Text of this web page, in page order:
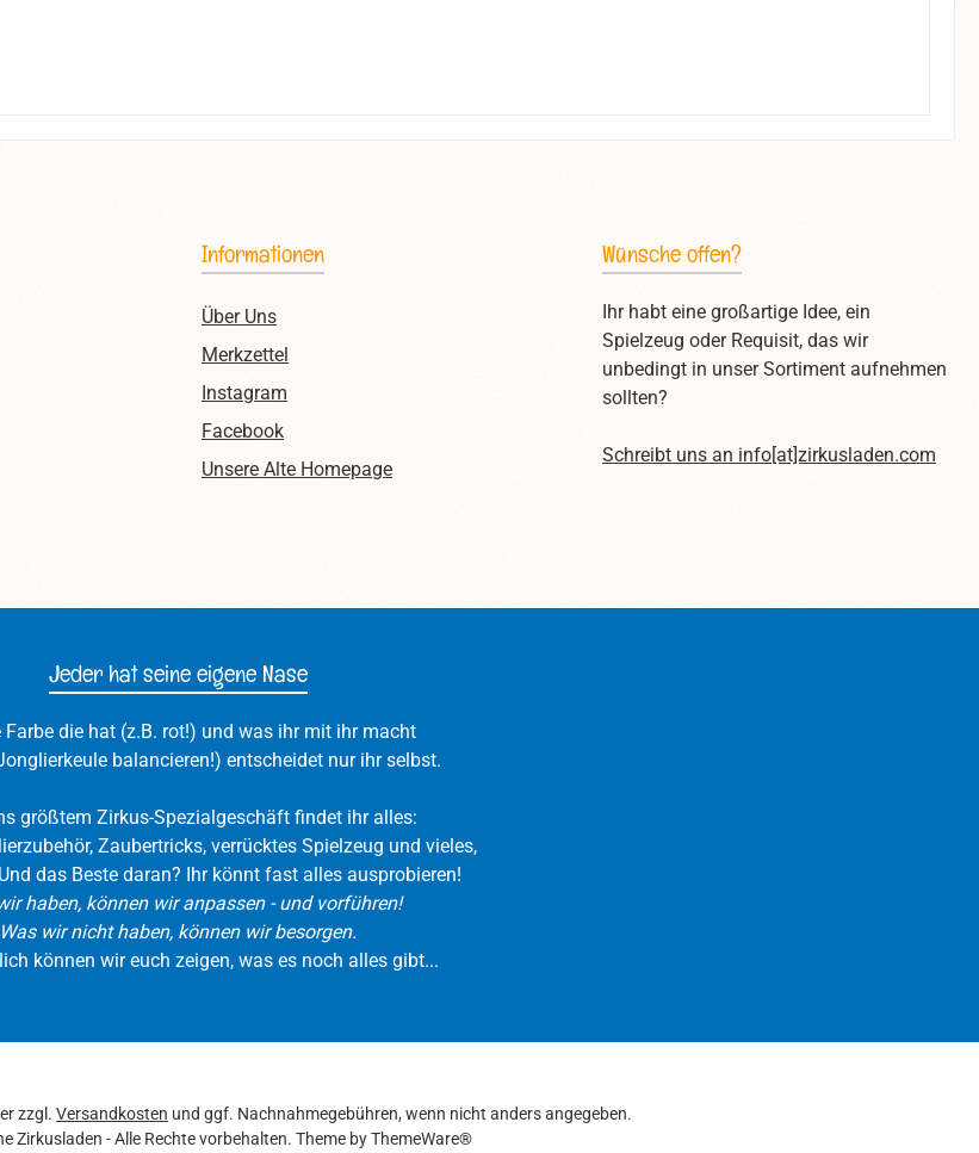
Informationen
Über Uns
Merkzettel
Instagram
Facebook
Unsere Alte Homepage
Wünsche offen?
Ihr habt eine großartige Idee, ein
Spielzeug oder Requisit, das wir
unbedingt in unser Sortiment aufnehmen
sollten?
Schreibt uns an info[at]zirkusladen.com
Jeder hat seine eigene Nase
Farbe die hat (z.B. rot!) und was ihr mit ihr macht
balancieren!) entscheidet nur ihr selbst.
größtem Zirkus-Spezialgeschäft findet ihr alles:
Zaubertricks, verrücktes Spielzeug und vieles,
das Beste daran? Ihr könnt fast alles ausprobieren!
haben, können wir anpassen - und vorführen!
Was wir nicht haben, können wir besorgen.
können wir euch zeigen, was es noch alles gibt...
zzgl. Versandkosten und ggf. Nachnahmegebühren, wenn nicht anders angegeben.
Zirkusladen - Alle Rechte vorbehalten. Theme byThemeWare®